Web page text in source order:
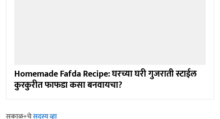
Homemade Fafda Recipe: घरच्या घरी गुजराती स्टाईल
कुरकुरीत फाफडा कसा बनवायचा?
सकाळ+चेसदस्य व्हा